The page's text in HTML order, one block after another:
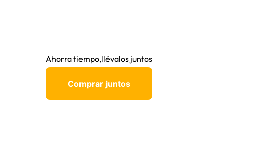
Ahorra tiempo,llévalos juntos
Comprar juntos